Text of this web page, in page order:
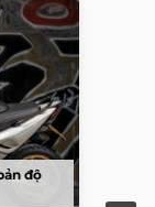
độ